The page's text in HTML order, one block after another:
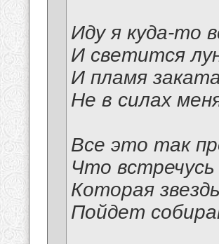
Иду я куда-то
И светится
И пламя
Не в силах
Все это так
Что встречусь
Которая
Пойдет